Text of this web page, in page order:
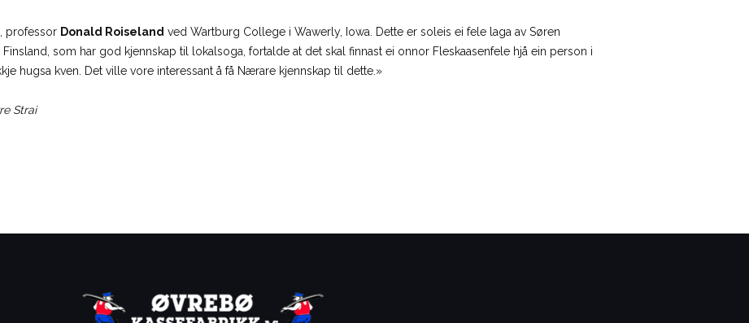
professor Donald Roiseland ved Wartburg College i Wawerly, Iowa. Dette er soleis ei fele laga av Søren
som har god kjennskap til lokalsoga, fortalde at det skal finnast ei onnor Fleskaasenfele hjå ein person i
hugsa kven. Det ville vore interessant å få Nærare kjennskap til dette.»
Strai